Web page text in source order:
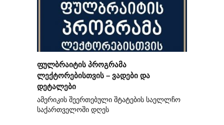
ფულბრაიტის პროგრამა
ლექტორებისთვის – ვადები და
დეტალები
ამერიკის შეერთებული შტატების საელლჩო
საქართველოში დღეს